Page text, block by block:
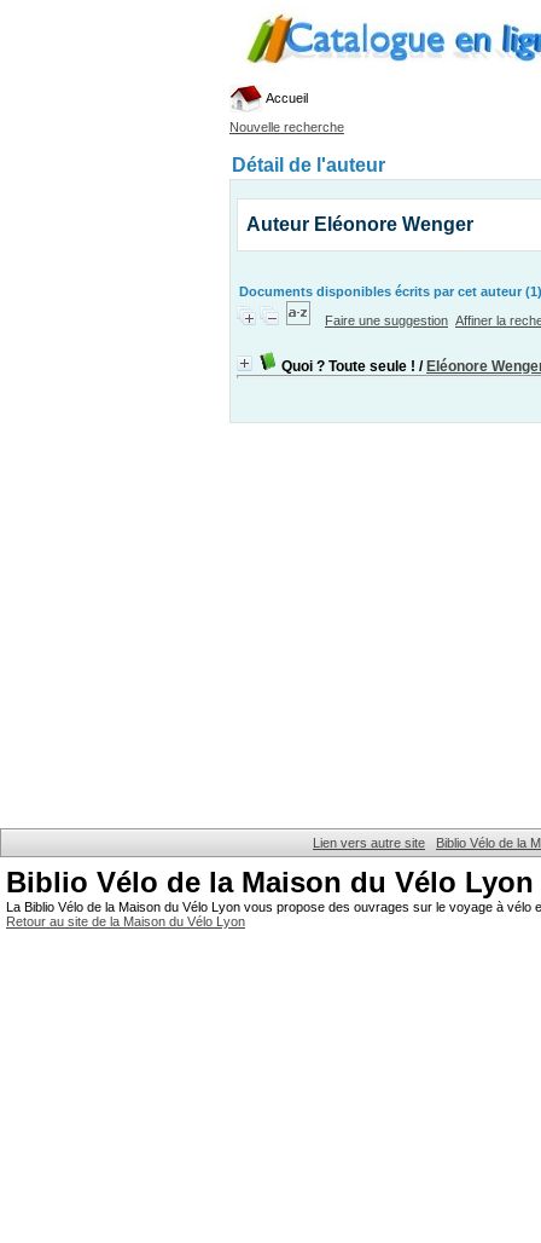
Accueil
Nouvelle recherche
Détail de l'auteur
Auteur Eléonore Wenger
Documents disponibles écrits par cet auteur (1)
Faire une suggestion Affiner la
Quoi ? Toute seule ! / Eléonore
Lien vers autre site Biblio Vélo de la
Biblio Vélo de la Maison du Vélo Lyon
La Biblio Vélo de la Maison du Vélo Lyon vous propose des ouvrages sur le voyage à
Retour au site de la Maison du Vélo Lyon